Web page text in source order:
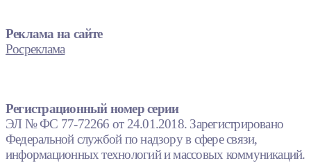
Реклама на сайте
Росреклама
Регистрационный номер серии
ЭЛ № ФС 77-72266 от 24.01.2018. Зарегистрировано
Федеральной службой по надзору в сфере связи,
информационных технологий и массовых коммуникаций.